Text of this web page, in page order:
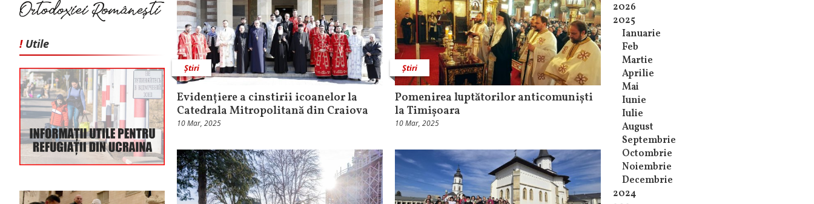
! Utile
Știri
Evidențiere a cinstirii icoanelor la
Catedrala Mitropolitană din Craiova
10 Mar, 2025
Știri
Pomenirea luptătorilor anticomuniști
la Timișoara
10 Mar, 2025
2026
2025
Ianuarie
Feb
Martie
Aprilie
Mai
Iunie
Iulie
August
Septembrie
Octombrie
Noiembrie
Decembrie
2024